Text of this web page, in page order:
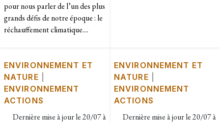
pour nous parler de l’un des plus
grands défis de notre époque : le
réchauffement climatique....
ENVIRONNEMENT ET
NATURE
ENVIRONNEMENT
ACTIONS
Dernière mise à jour le20/07 à
ENVIRONNEMENT ET
NATURE
ENVIRONNEMENT
ACTIONS
Dernière mise à jour le20/07 à